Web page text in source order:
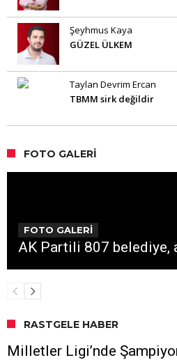
Şeyhmus Kaya
GÜZEL ÜLKEM
Taylan Devrim Ercan
TBMM sirk değildir
FOTO GALERI
FOTO GALERİ
AK Partili 807 belediye,
RASTGELE HABER
Milletler Ligi’nde